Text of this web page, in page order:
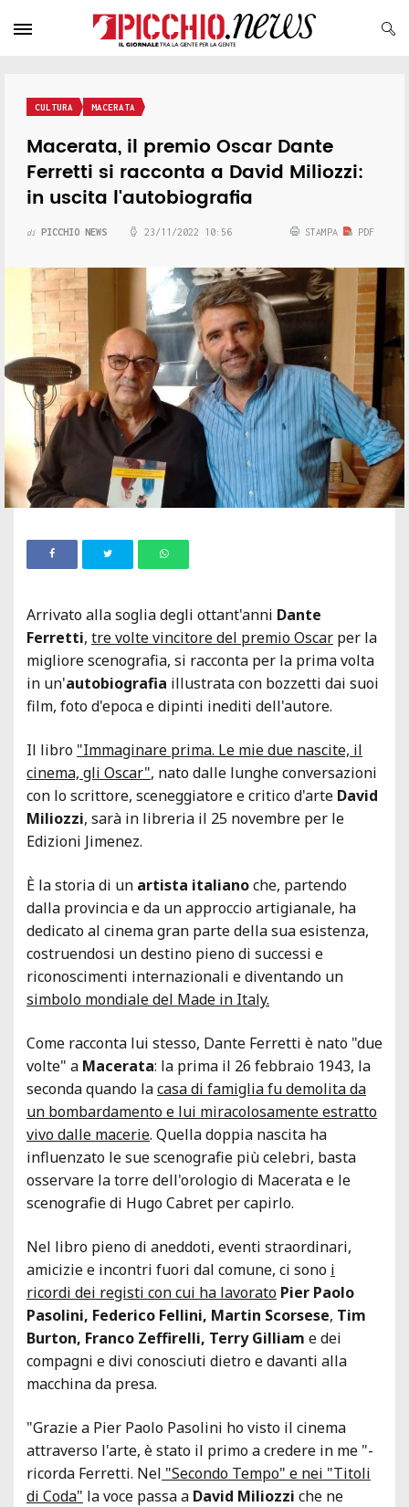
CULTURA MACERATA
Macerata, il premio Oscar Dante
Ferretti si racconta a David Miliozzi:
in uscita l'autobiografia
di PICCHIO NEWS 23/11/2022 10:56 STAMPA PDF
Arrivato alla soglia degli ottant'anni Dante
Ferretti, tre volte vincitore del premio Oscar per la
migliore scenografia, si racconta per la prima volta
in un'autobiografia illustrata con bozzetti dai suoi
film, foto d'epoca e dipinti inediti dell'autore.
Il libro "Immaginare prima. Le mie due nascite, il
cinema, gli Oscar", nato dalle lunghe conversazioni
con lo scrittore, sceneggiatore e critico d'arte David
Miliozzi, sarà in libreria il 25 novembre per le
Edizioni Jimenez.
È la storia di un artista italianoche, partendo
dalla provincia e da un approccio artigianale, ha
dedicato al cinema gran parte della sua esistenza,
costruendosi un destino pieno di successi e
riconoscimenti internazionali e diventando un
simbolo mondiale del Made in Italy.
Come racconta lui stesso, Dante Ferretti è nato "due
volte" a Macerata: la prima il 26 febbraio 1943, la
seconda quando lacasa di famiglia fu demolita da
un bombardamento e lui miracolosamente estratto
vivo dalle macerie. Quella doppia nascita ha
influenzato le sue scenografie più celebri, basta
osservare la torre dell'orologio di Macerata e le
scenografie di Hugo Cabret per capirlo.
Nel libro pieno di aneddoti, eventi straordinari,
amicizie e incontri fuori dal comune, ci sono i
ricordi dei registi con cui ha lavorato Pier Paolo
Pasolini, Federico Fellini, Martin Scorsese, Tim
Burton, Franco Zeffirelli, Terry Gilliam e dei
compagni e divi conosciuti dietro e davanti alla
macchina da presa.
"Grazie a Pier Paolo Pasolini ho visto il cinema
attraverso l'arte, è stato il primo a credere in me "-
ricorda Ferretti. Nel "Secondo Tempo" e nei "Titoli
di Coda" la voce passa a David Miliozzi che ne